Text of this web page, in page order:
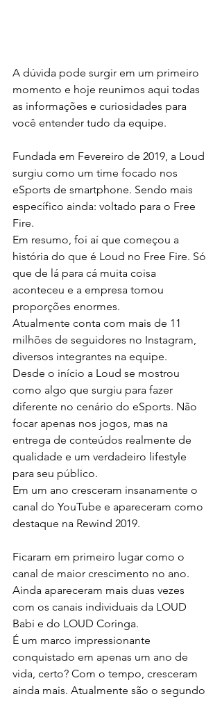
A dúvida pode surgir em um primeiro
momento e hoje reunimos aqui todas
as informações e curiosidades para
você entender tudo da equipe.
Fundada em Fevereiro de 2019, a Loud
surgiu como um time focado nos
eSports de smartphone. Sendo mais
específico ainda: voltado para o Free
Fire.
Em resumo, foi aí que começou a
história do que é Loud no Free Fire. Só
que de lá para cá muita coisa
aconteceu e a empresa tomou
proporções enormes.
Atualmente conta com mais de 11
milhões de seguidores no Instagram,
diversos integrantes na equipe.
Desde o início a Loud se mostrou
como algo que surgiu para fazer
diferente no cenário do eSports. Não
focar apenas nos jogos, mas na
entrega de conteúdos realmente de
qualidade e um verdadeiro lifestyle
para seu público.
Em um ano cresceram insanamente o
canal do YouTube e apareceram como
destaque na Rewind 2019.
Ficaram em primeiro lugar como o
canal de maior crescimento no ano.
Ainda apareceram mais duas vezes
com os canais individuais da LOUD
Babi e do LOUD Coringa.
É um marco impressionante
conquistado em apenas um ano de
vida, certo? Com o tempo, cresceram
ainda mais. Atualmente são o segundo